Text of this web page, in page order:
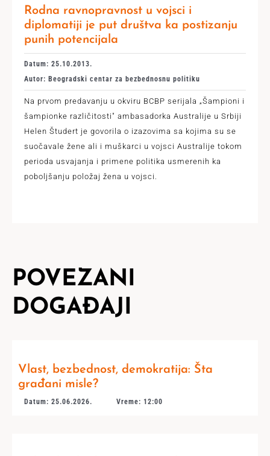
Rodna ravnopravnost u vojsci i
diplomatiji je put društva ka postizanju
punih potencijala
Datum: 25.10.2013.
Autor: Beogradski centar za bezbednosnu politiku
Na prvom predavanju u okviru BCBP serijala „Šampioni i
šampionke različitosti" ambasadorka Australije u Srbiji
Helen Študert je govorila o izazovima sa kojima su se
suočavale žene ali i muškarci u vojsci Australije tokom
perioda usvajanja i primene politika usmerenih ka
poboljšanju položaj žena u vojsci.
POVEZANI
DOGAĐAJI
Vlast, bezbednost, demokratija: Šta
građani misle?
Datum: 25.06.2026. Vreme: 12:00